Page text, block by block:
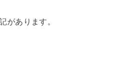
があります。